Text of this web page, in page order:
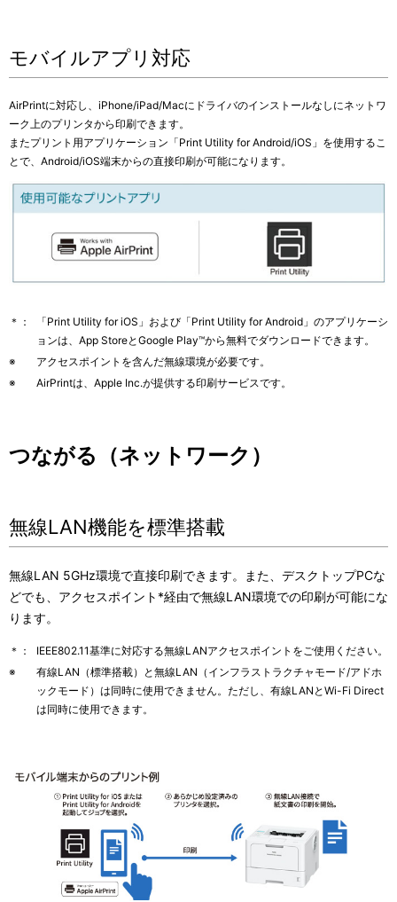
モバイルアプリ対応
AirPrintに対応し、iPhone/iPad/Macにドライバのインストールなしにネットワ
ーク上のプリンタから印刷できます。
またプリント用アプリケーション「Print Utility for Android/iOS」を使用するこ
とで、Android/iOS端末からの直接印刷が可能になります。
＊：
「Print Utility for iOS」および「Print Utility for Android」のアプリケーシ
ョンは、App StoreとGoogle Play™から無料でダウンロードできます。
※
アクセスポイントを含んだ無線環境が必要です。
※
AirPrintは、Apple Inc.が提供する印刷サービスです。
つながる（ネットワーク）
無線LAN機能を標準搭載
無線LAN 5GHz環境で直接印刷できます。また、デスクトップPCな
どでも、アクセスポイント*経由で無線LAN環境での印刷が可能にな
ります。
＊：
IEEE802.11基準に対応する無線LANアクセスポイントをご使用ください。
※
有線LAN（標準搭載）と無線LAN（インフラストラクチャモード/アドホ
ックモード）は同時に使用できません。ただし、有線LANとWi-Fi Direct
は同時に使用できます。